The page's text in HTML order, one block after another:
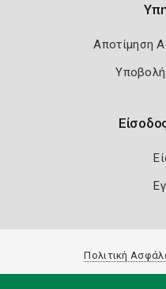
Αποτίμηση
Πολιτική